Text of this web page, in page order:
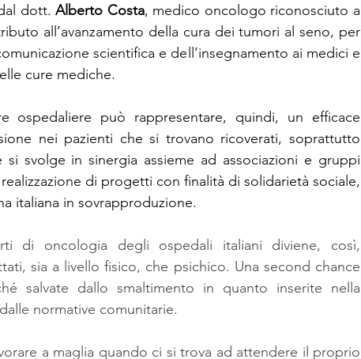
dott. Alberto Costa, medico oncologo riconosciuto a
all’avanzamento della cura dei tumori al seno, per
scientifica e dell’insegnamento ai medici e
cure mediche.
ospedaliere può rappresentare, quindi, un efficace
nei pazienti che si trovano ricoverati, soprattutto
svolge in sinergia assieme ad associazioni e gruppi
di progetti con finalità di solidarietà sociale,
italiana in sovrapproduzione.
di oncologia degli ospedali italiani diviene, così,
sia a livello fisico, che psichico. Una second chance
salvate dallo smaltimento in quanto inserite nella
normative comunitarie.
a maglia quando ci si trova ad attendere il proprio